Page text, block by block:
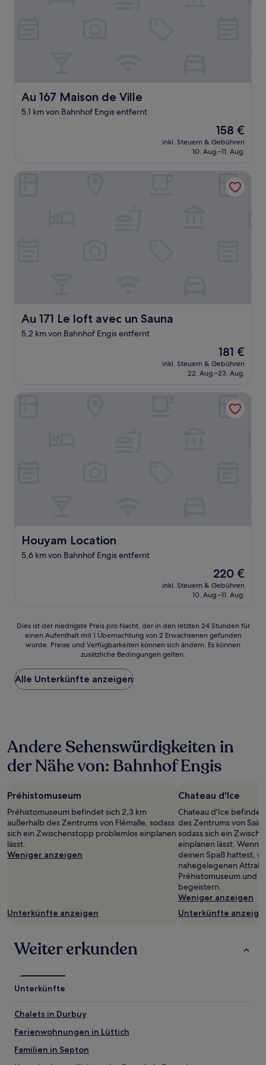
Au 167 Maison de Ville
Au 167 Maison de Ville
5,1 km von Bahnhof Engis entfernt
Der
Preis
beträgt
158 €
inkl. Steuern & Gebühren
10. Aug.–11. Aug.
Au 171 Le loft avec un Sauna
Au 171 Le loft avec un Sauna
5,2 km von Bahnhof Engis entfernt
Der
Preis
beträgt
181 €
inkl. Steuern & Gebühren
22. Aug.–23. Aug.
Houyam Location
Houyam Location
5,6 km von Bahnhof Engis entfernt
Der
Preis
beträgt
220 €
inkl. Steuern & Gebühren
10. Aug.–11. Aug.
Dies
der
Preis
pro
Nacht,
24 Stunden
für
einen
1 Übernachtung
von
2 Erwachsenen
gefunden
wurde.
Preise
und
Es
Bedingungen
gelten.
Dies ist der niedrigste Preis pro Nacht, der in den letzten 24 Stunden für
einen Aufenthalt mit 1 Übernachtung von 2 Erwachsenen gefunden
wurde. Preise und Verfügbarkeiten können sich ändern. Es können
zusätzliche Bedingungen gelten.
Alle Unterkünfte anzeigen
Andere Sehenswürdigkeiten in
der Nähe von: Bahnhof Engis
Préhistomuseum
Préhistomuseum befindet sich 2,3 km
außerhalb des Zentrums von Flémalle, sodass
sich ein Zwischenstopp problemlos einplanen
lässt.
Weniger anzeigen
Unterkünfte anzeigen
Chateau d'Ice
Chateau d'Ice befindet
des Zentrums von
sodass sich ein
einplanen lässt. Wenn
deinen Spaß hattest,
nahegelegenen
Préhistomuseum und
begeistern.
Weniger anzeigen
Unterkünfte
Weiter erkunden
Unterkünfte
Chalets in Durbuy
Ferienwohnungen in Lüttich
Familien in Septon